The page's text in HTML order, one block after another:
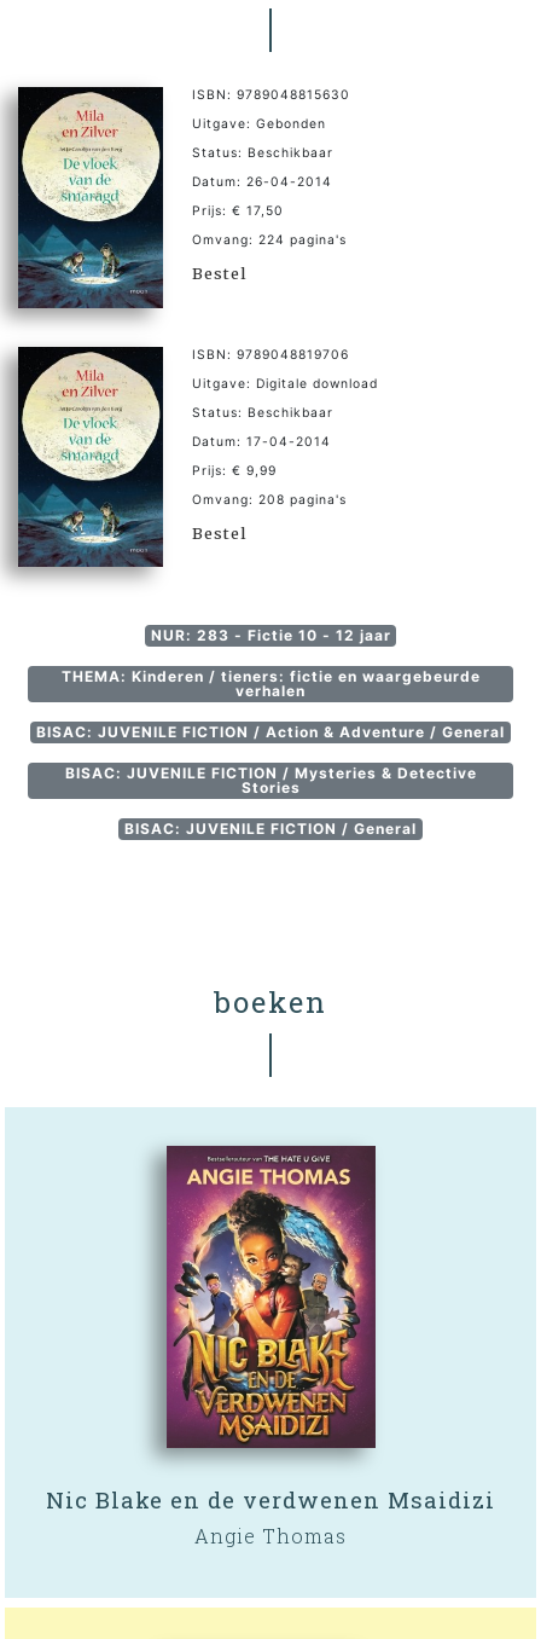
ISBN: 9789048815630
Uitgave: Gebonden
Status: Beschikbaar
Datum: 26-04-2014
Prijs: € 17,50
Omvang: 224 pagina's
Bestel
ISBN: 9789048819706
Uitgave: Digitale download
Status: Beschikbaar
Datum: 17-04-2014
Prijs: € 9,99
Omvang: 208 pagina's
Bestel
NUR: 283 - Fictie 10 - 12 jaar
THEMA: Kinderen / tieners: fictie en waargebeurde
verhalen
BISAC: JUVENILE FICTION / Action & Adventure / General
BISAC: JUVENILE FICTION / Mysteries & Detective
Stories
BISAC: JUVENILE FICTION / General
boeken
Nic Blake en de verdwenen Msaidizi
Angie Thomas